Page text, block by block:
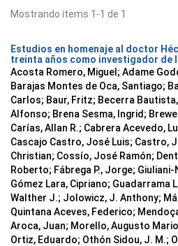
Mostrando ítems 1-1 de 1
Estudios en homenaje al doctor
treinta años como investigador de
Acosta Romero, Miguel; Adame
Barajas Montes de Oca, Santiago;
Carlos; Baur, Fritz; Becerra
Alfonso; Brena Sesma, Ingrid;
Carías, Allan R.; Cabrera Acevedo,
Cascajo Castro, José Luis; Castro,
Christian; Cossío, José Ramón;
Roberto; Fábrega P., Jorge;
Gómez Lara, Cipriano; Guadarrama
Walther J.; Jolowicz, J. Anthony;
Quintana Aceves, Federico;
Aroca, Juan; Morello, Augusto
Ortiz, Eduardo; Othón Sidou, J. M.;